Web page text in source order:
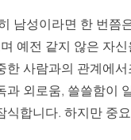
남성이라면 한 번쯤
예전 같지 않은 자
사람과의 관계에
외로움, 쓸쓸함이
합니다. 하지만 중